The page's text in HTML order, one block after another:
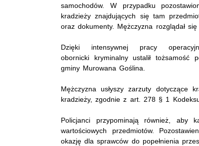
samochodów. W przypadku
kradzieży znajdujących się tam
oraz dokumenty. Mężczyzna rozglądał
Dzięki intensywnej pracy
obornicki kryminalny ustalił tożsamość
gminy Murowana Goślina.
Mężczyzna usłyszy zarzuty dotyczące
kradzieży, zgodnie z art. 278 § 1
Policjanci przypominają również, aby
wartościowych przedmiotów.
okazję dla sprawców do popełnienia